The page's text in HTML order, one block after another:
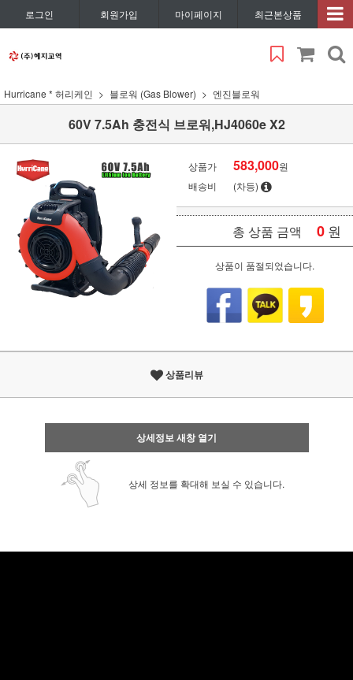
로그인 회원가입 마이페이지 최근본상품
Hurricane * 허리케인 블로워 (Gas Blower) 엔진블로워
60V 7.5Ah 충전식 브로워,HJ4060e X2
상품가 583,000원
배송비
(차등)
총 상품 금액 0 원
상품이 품절되었습니다.
상품리뷰
상세정보 새창 열기
상세 정보를 확대해 보실 수 있습니다.